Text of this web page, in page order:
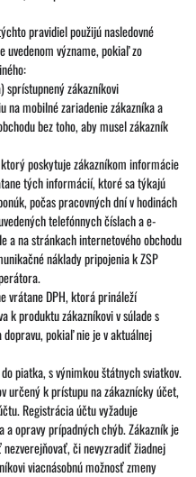
pravidiel použijú nasledovné
význame, pokiaľ zo
sprístupnený zákazníkovi
mobilné zariadenie zákazníka a
bez toho, aby musel zákazník
poskytuje zákazníkom informácie
tých informácií, ktoré sa týkajú
počas pracovných dní v hodinách
telefónnych číslach a e-
a na stránkach internetového obchodu
náklady pripojenia k ZSP
vrátane DPH, ktorá prináleží
k produktu zákazníkovi v súlade s
dopravu, pokiaľ nie je v aktuálnej
piatka, s výnimkou štátnych sviatkov.
určený k prístupu na zákaznícky účet,
Registrácia účtu vyžaduje
a opravy prípadných chýb. Zákazník je
či nevyzradiť žiadnej
viacnásobnú možnosť zmeny